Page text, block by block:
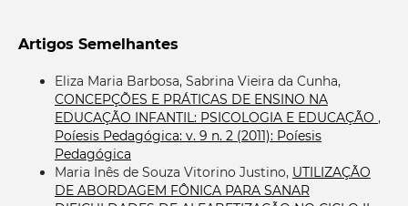
Artigos Semelhantes
Eliza Maria Barbosa, Sabrina Vieira da Cunha,
CONCEPÇÕES E PRÁTICAS DE ENSINO NA
EDUCAÇÃO INFANTIL: PSICOLOGIA E EDUCAÇÃO ,
Poíesis Pedagógica: v. 9 n. 2 (2011): Poíesis
Pedagógica
Maria Inês de Souza Vitorino Justino, UTILIZAÇÃO
DE ABORDAGEM FÔNICA PARA SANAR